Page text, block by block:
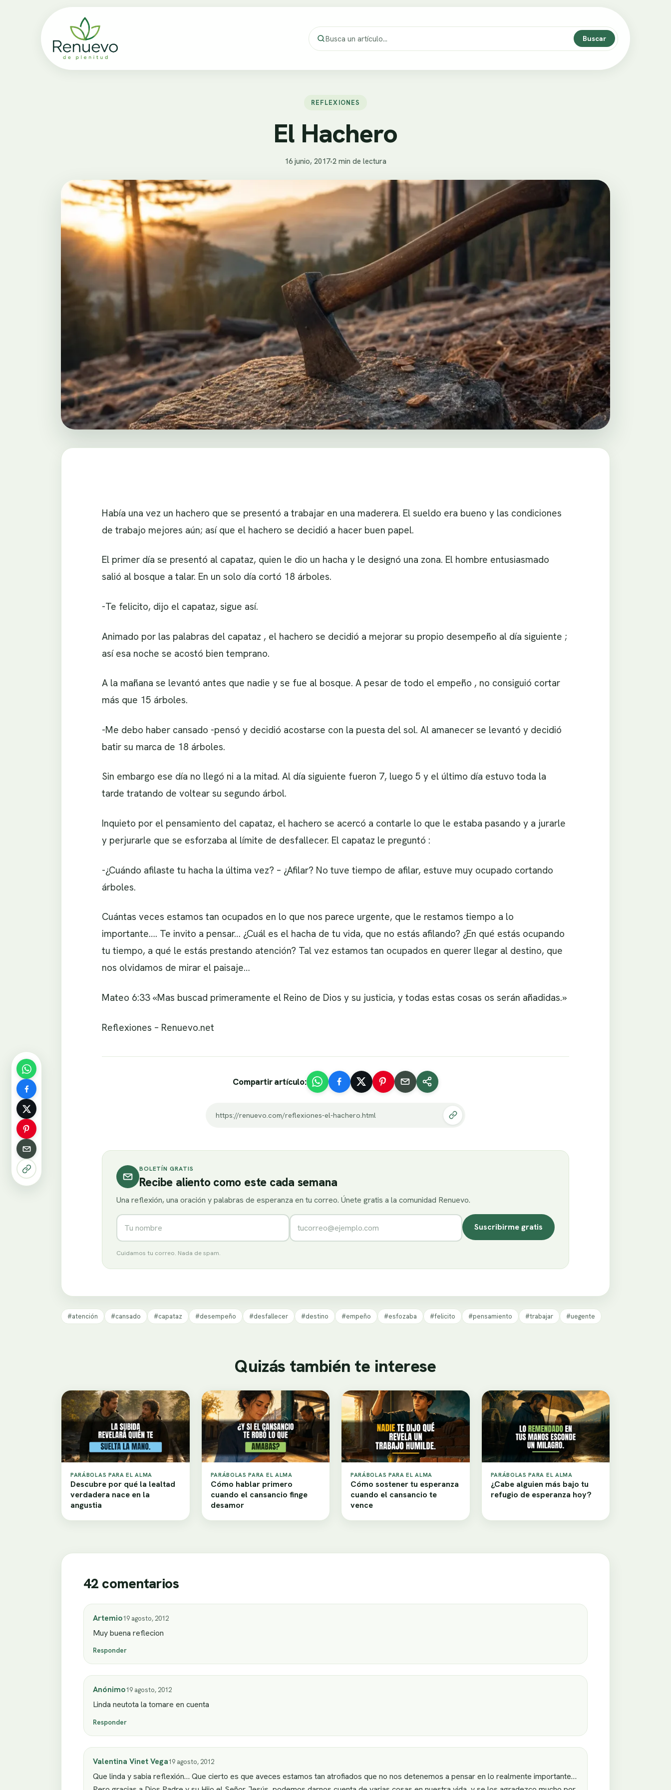
Buscar
REFLEXIONES
El Hachero
16 junio, 2017•2 min de lectura
Había una vez un hachero que se presentó a trabajar en una maderera. El sueldo era bueno y las condiciones
de trabajo mejores aún; así que el hachero se decidió a hacer buen papel.
El primer día se presentó al capataz, quien le dio un hacha y le designó una zona. El hombre entusiasmado
salió al bosque a talar. En un solo día cortó 18 árboles.
-Te felicito, dijo el capataz, sigue así.
Animado por las palabras del capataz , el hachero se decidió a mejorar su propio desempeño al día siguiente ;
así esa noche se acostó bien temprano.
A la mañana se levantó antes que nadie y se fue al bosque. A pesar de todo el empeño , no consiguió cortar
más que 15 árboles.
-Me debo haber cansado -pensó y decidió acostarse con la puesta del sol. Al amanecer se levantó y decidió
batir su marca de 18 árboles.
Sin embargo ese día no llegó ni a la mitad. Al día siguiente fueron 7, luego 5 y el último día estuvo toda la
tarde tratando de voltear su segundo árbol.
Inquieto por el pensamiento del capataz, el hachero se acercó a contarle lo que le estaba pasando y a jurarle
y perjurarle que se esforzaba al límite de desfallecer. El capataz le preguntó :
-¿Cuándo afilaste tu hacha la última vez? – ¿Afilar? No tuve tiempo de afilar, estuve muy ocupado cortando
árboles.
Cuántas veces estamos tan ocupados en lo que nos parece urgente, que le restamos tiempo a lo
importante…. Te invito a pensar… ¿Cuál es el hacha de tu vida, que no estás afilando? ¿En qué estás ocupando
tu tiempo, a qué le estás prestando atención? Tal vez estamos tan ocupados en querer llegar al destino, que
nos olvidamos de mirar el paisaje…
Mateo 6:33 «Mas buscad primeramente el Reino de Dios y su justicia, y todas estas cosas os serán añadidas.»
Reflexiones – Renuevo.net
Compartir artículo:
https://renuevo.com/reflexiones-el-hachero.html
BOLETÍN GRATIS
Recibe aliento como este cada semana
Una reflexión, una oración y palabras de esperanza en tu correo. Únete gratis a la comunidad Renuevo.
Nombre Correo electrónico
Suscribirme gratis
Cuidamos tu correo. Nada de spam.
#atención #cansado #capataz #desempeño #desfallecer #destino #empeño #esfozaba #felicito #pensamiento #trabajar #uegente
Quizás también te interese
PARÁBOLAS PARA EL ALMA
Descubre por qué la lealtad
verdadera nace en la
angustia
PARÁBOLAS PARA EL ALMA
Cómo hablar primero
cuando el cansancio finge
desamor
PARÁBOLAS PARA EL ALMA
Cómo sostener tu esperanza
cuando el cansancio te
vence
PARÁBOLAS PARA EL ALMA
¿Cabe alguien más bajo tu
refugio de esperanza hoy?
42 comentarios
Artemio19 agosto, 2012
Muy buena reflecion
Responder
Anónimo19 agosto, 2012
Linda neutota la tomare en cuenta
Responder
Valentina Vinet Vega19 agosto, 2012
Que linda y sabia reflexión… Que cierto es que aveces estamos tan atrofiados que no nos detenemos a pensar en lo realmente importante…